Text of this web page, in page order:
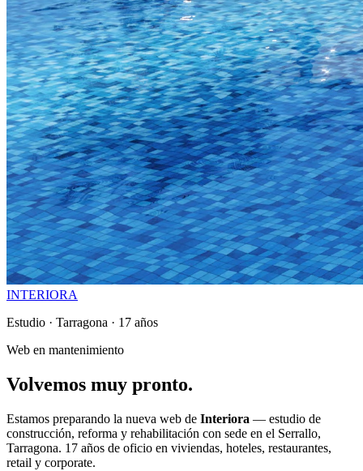
INTERIORA
Estudio · Tarragona · 17 años
Web en mantenimiento
Volvemos muy pronto.
Estamos preparando la nueva web de Interiora — estudio de
construcción, reforma y rehabilitación con sede en el Serrallo,
Tarragona. 17 años de oficio en viviendas, hoteles, restaurantes,
retail y corporate.